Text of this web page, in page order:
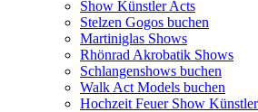
Show Künstler Acts
Stelzen Gogos buchen
Martiniglas Shows
Rhönrad Akrobatik Shows
Schlangenshows buchen
Walk Act Models buchen
Hochzeit Feuer Show Künstler